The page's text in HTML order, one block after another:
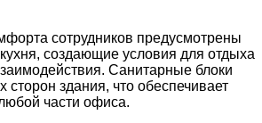
сотрудников предусмотрены
создающие условия для отдыха
Санитарные блоки
сторон здания, что обеспечивает
части офиса.